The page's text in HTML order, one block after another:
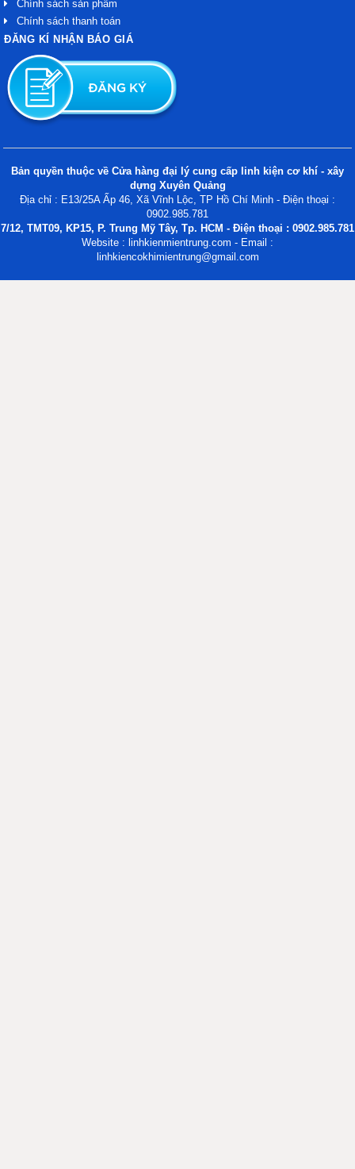
Chính sách sản phẩm
Chính sách thanh toán
ĐĂNG KÍ NHẬN BÁO GIÁ
Bản quyền thuộc về Cửa hàng đại lý cung cấp linh kiện cơ khí - xây
dựng Xuyên Quảng
Địa chỉ : E13/25A Ấp 46, Xã Vĩnh Lộc, TP Hồ Chí Minh - Điện thoại :
0902.985.781
7/12, TMT09, KP15, P. Trung Mỹ Tây, Tp. HCM - Điện thoại : 0902.985.781
Website : linhkienmientrung.com - Email :
linhkiencokhimientrung@gmail.com